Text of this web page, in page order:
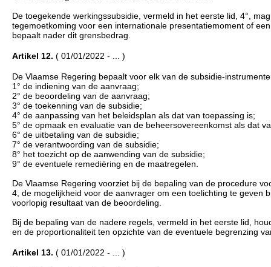
De toegekende werkingssubsidie, vermeld in het eerste lid, 4°,
tegemoetkoming voor een internationale presentatiemoment of
bepaalt nader dit grensbedrag.
Artikel 12. ( 01/01/2022 - ... )
De Vlaamse Regering bepaalt voor elk van de subsidie-
1° de indiening van de aanvraag;
2° de beoordeling van de aanvraag;
3° de toekenning van de subsidie;
4° de aanpassing van het beleidsplan als dat van toepassing is;
5° de opmaak en evaluatie van de beheersovereenkomst als dat
6° de uitbetaling van de subsidie;
7° de verantwoording van de subsidie;
8° het toezicht op de aanwending van de subsidie;
9° de eventuele remediëring en de maatregelen.
De Vlaamse Regering voorziet bij de bepaling van de procedure
4, de mogelijkheid voor de aanvrager om een toelichting te geven
voorlopig resultaat van de beoordeling.
Bij de bepaling van de nadere regels, vermeld in het eerste lid,
en de proportionaliteit ten opzichte van de eventuele begrenzing
Artikel 13. ( 01/01/2022 - ... )